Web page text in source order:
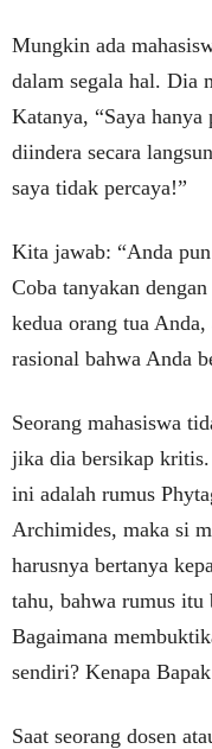
Mungkin ada
dalam segala hal. Dia
Katanya, “Saya hanya
diindera secara
saya tidak percaya!”
Kita jawab: “Anda
Coba tanyakan
kedua orang tua
rasional bahwa Anda
Seorang mahasiswa
jika dia bersikap kritis.
ini adalah rumus
Archimides, maka si
harusnya bertanya
tahu, bahwa rumus itu
Bagaimana
sendiri? Kenapa
Saat seorang dosen